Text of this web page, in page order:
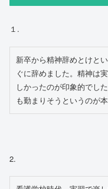
１.
新卒から精神辞めとけと
ぐに辞めました。精神は
しかったのが印象的でし
も勤まりそうというのが本
2.